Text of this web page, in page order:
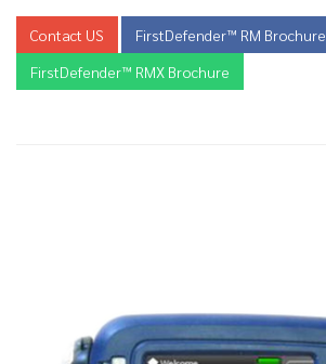
Contact US
FirstDefender™ RM Brochure
FirstDefender™ RMX Brochure